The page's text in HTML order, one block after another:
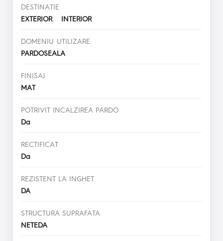
DESTINATIE
EXTERIOR INTERIOR
DOMENIU UTILIZARE
PARDOSEALA
FINISAJ
MAT
POTRIVIT INCALZIREA PARDO
Da
RECTIFICAT
Da
REZISTENT LA INGHET
DA
STRUCTURA SUPRAFATA
NETEDA